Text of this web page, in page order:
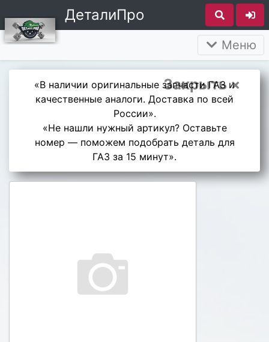
ДеталиПро
Меню
Закрыть ×
«В наличии оригинальные запчасти ГАЗ и
качественные аналоги. Доставка по всей
России».
«Не нашли нужный артикул? Оставьте
номер — поможем подобрать деталь для
ГАЗ за 15 минут».